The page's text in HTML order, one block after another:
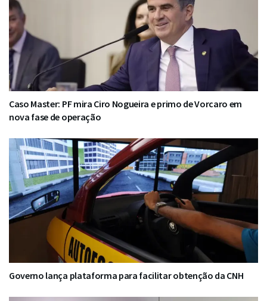
Caso Master: PF mira Ciro Nogueira e primo de Vorcaro em
nova fase de operação
Governo lança plataforma para facilitar obtenção da CNH